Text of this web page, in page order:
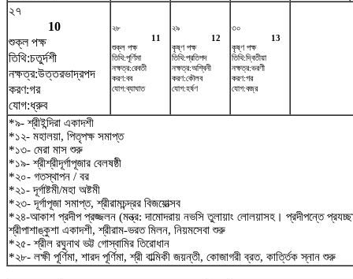
২৭
10
শুক্ল পক্ষ
তিথি:চতুর্দশী
নক্ষত্র:উত্তরভাদ্রপদ
করণ:গর
যোগ:ধ্রুব
২৮
11
শুক্ল পক্ষ
তিথি:পূর্ণিমা
নক্ষত্র:রেবতী
করণ:বব
যোগ:ব্যাঘাত
২৯
12
কৃষ্ণ পক্ষ
তিথি:প্রতিপদ
নক্ষত্র:অশ্বিনী
করণ:কৌলব
যোগ:হর্ষণ
৩০
13
কৃষ্ণ পক্ষ
তিথি:দ্বিতীয়া
নক্ষত্র:ভরণী
করণ:গর
যোগ:বজ্র
*৯- শ্রীইন্দিরা একাদশী
*১২- মহালয়া, পিতৃপক্ষ সমাপ্ত
*১৩- মেরা মাস শুরু
*১৯- শ্রীশ্রীদূর্গাপূজার বেলষষ্ঠী
*২০- গতস্থাপন / বর
*২১- দূর্গাষ্টমী/মহা অষ্টমী
*২৩- দূর্গাপূজা সমাপ্ত, শ্রীরামচন্দ্রর বিজয়োত্সব
*২৪-আকাশ প্রদীপ প্রজ্জলন (মন্ত্র: দামোদরায় নভসি তুলায়াং লোলয়াসহ। প্রদীপন্তে
শ্রীপাশাঙ্কুশা একাদশী, শ্রীরাম-ভরত মিলন, নিয়মসেবা শুরু
*২৫- শ্রীল রঘুনাথ ভট্ট গোস্বামির তিরোধান
*২৮- লক্ষী পূর্ণিমা, শারদ পূর্ণিমা, শ্রী বাল্মিকী জয়ন্তী, কোজাগরী ব্রত, কার্ত্তিক স্নান শুরু